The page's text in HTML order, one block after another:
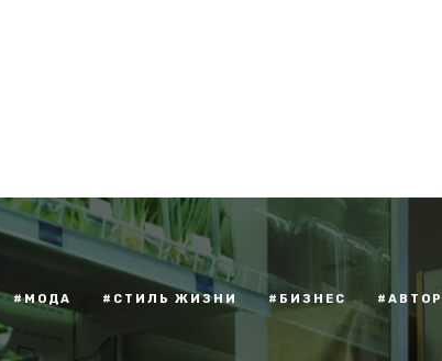
#МОДА #СТИЛЬ ЖИЗНИ #БИЗНЕС